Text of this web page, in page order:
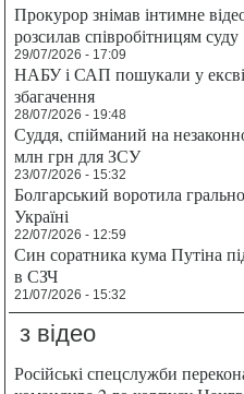
Прокурор знімав інтимне
розсилав співробітницям суду
29/07/2026 - 17:09
НАБУ і САП пошукали у
збагачення
28/07/2026 - 19:48
Суддя, спійманий на
млн грн для ЗСУ
23/07/2026 - 15:32
Болгарський воротила
Україні
22/07/2026 - 12:59
Син соратника кума Путіна
в СЗЧ
21/07/2026 - 15:32
з відео
Російські спецслужби